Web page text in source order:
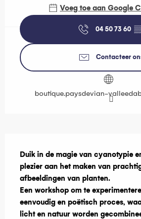
Voeg toe aan Google
04 50 73 60
Contacteer
boutique.paysdevian-
Duik in de magie van cyanotypie
plezier aan het maken van
afbeeldingen van planten.
Een workshop om te
eenvoudig en poëtisch proces,
licht en natuur worden